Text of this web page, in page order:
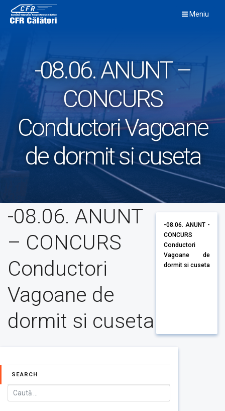
content
Meniu
-08.06. ANUNT –
CONCURS
Conductori Vagoane
de dormit si cuseta
-08.06. ANUNT
– CONCURS
Conductori
Vagoane de
dormit si cuseta
-08.06. ANUNT -
CONCURS
Conductori
Vagoane de
dormit si cuseta
SEARCH